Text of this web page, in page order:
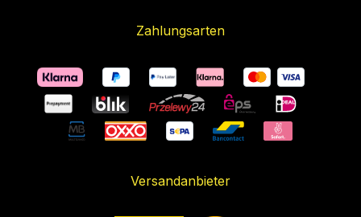
Zahlungsarten
Versandanbieter